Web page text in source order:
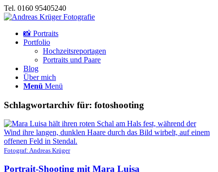
Tel. 0160 95405240
📸 Portraits
Portfolio
Hochzeitsreportagen
Portraits und Paare
Blog
Über mich
Menü Menü
Schlagwortarchiv für: fotoshooting
Fotograf: Andreas Krüger
Portrait-Shooting mit Mara Luisa